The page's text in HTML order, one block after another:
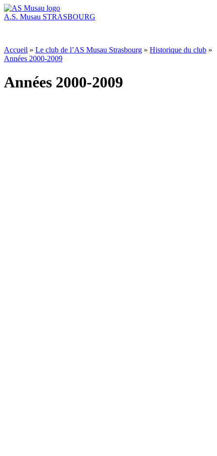
A.S. Musau STRASBOURG
Accueil » Le club de l’AS Musau Strasbourg » Historique du club »
Années 2000-2009
Années 2000-2009